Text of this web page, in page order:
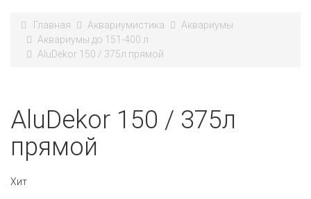
Главная Аквариумистика
Аквариумы
Аквариумы до 151-400 л
AluDekor 150 / 375л прямой
AluDekor 150 / 375л
прямой
Хит